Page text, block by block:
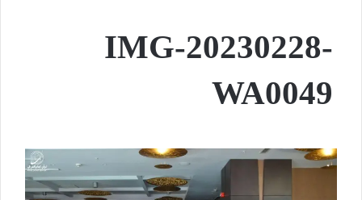
IMG-20230228-
WA0049